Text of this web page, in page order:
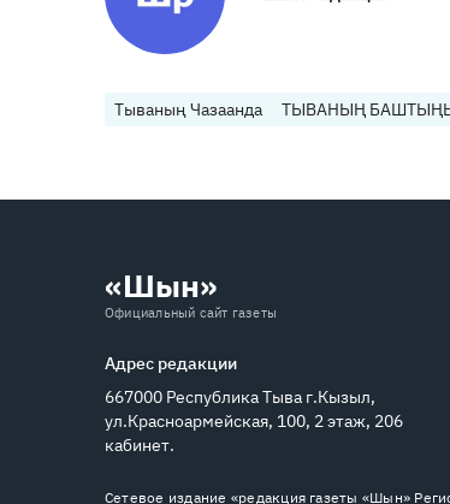
Тываның Чазаанда ТЫВАНЫҢ
«Шын»
Официальный сайт газеты
Адрес редакции
667000 Республика Тыва г.Кызыл,
ул.Красноармейская, 100, 2 этаж, 206
кабинет.
Сетевое издание «редакция газеты «Шын»